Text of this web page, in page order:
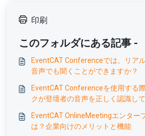
印刷
このフォルダにある記事 -
EventCAT Conferenceでは、リア
音声でも聞くことができますか？
EventCAT Conferenceを使用する
クが登壇者の音声を正しく認識し
EventCAT OnlineMeetingエンター
は？企業向けのメリットと機能